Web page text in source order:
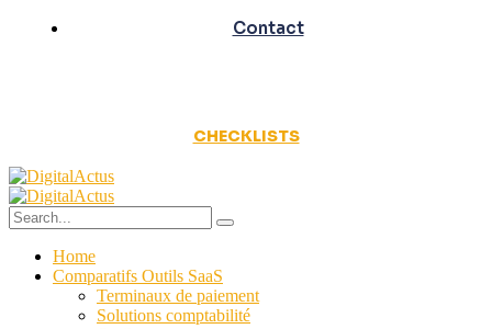
Contact
CHECKLISTS
Home
Comparatifs Outils SaaS
Terminaux de paiement
Solutions comptabilité